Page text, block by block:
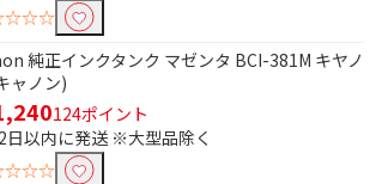
純正インクタンク マゼンタ BCI-381M キヤノ
ャノン)
124ポイント
日以内に発送 ※大型品除く
数で絞り込む
ズで絞り込む
A4